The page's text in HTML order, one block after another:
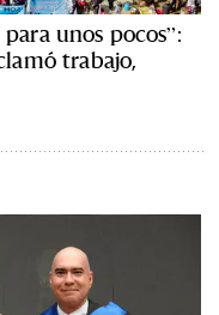
unos pocos”:
trabajo,